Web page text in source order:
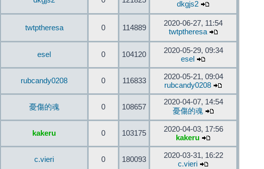
dkgjs2
twtptheresa 0 114889
2020-06-27, 11:54
twtptheresa
esel 0 104120
2020-05-29, 09:34
esel
rubcandy0208 0 116833
2020-05-21, 09:04
rubcandy0208
憂傷的魂 0 108657
2020-04-07, 14:54
憂傷的魂
kakeru 0 103175
2020-04-03, 17:56
kakeru
c.vieri 0 180093
2020-03-31, 16:22
c.vieri